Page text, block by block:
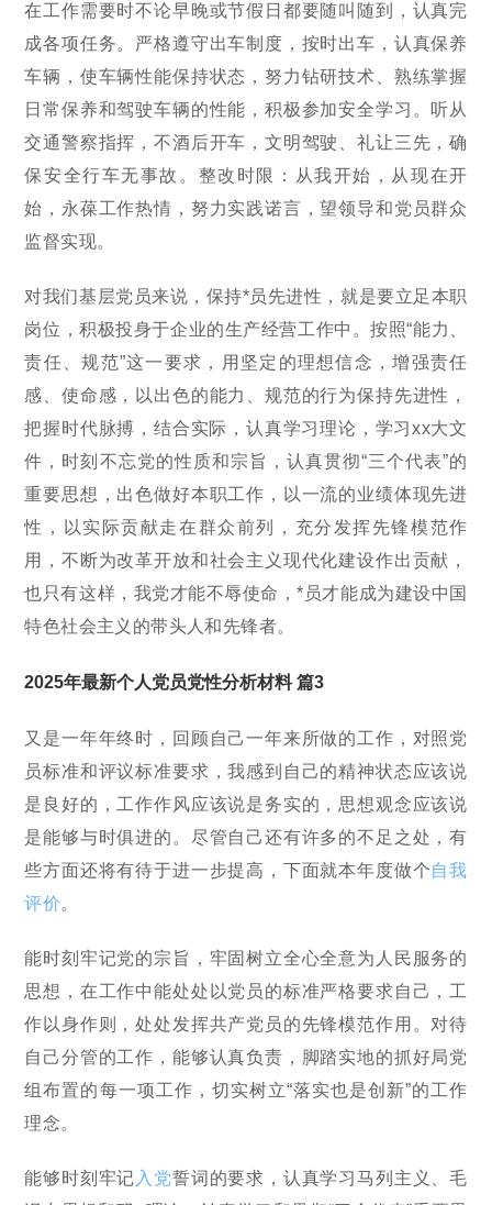
在工作需要时不论早晚或节假日都要随叫随到，认真完
成各项任务。严格遵守出车制度，按时出车，认真保养
车辆，使车辆性能保持状态，努力钻研技术、熟练掌握
日常保养和驾驶车辆的性能，积极参加安全学习。听从
交通警察指挥，不酒后开车，文明驾驶、礼让三先，确
保安全行车无事故。整改时限：从我开始，从现在开
始，永葆工作热情，努力实践诺言，望领导和党员群众
监督实现。
对我们基层党员来说，保持*员先进性，就是要立足本职
岗位，积极投身于企业的生产经营工作中。按照“能力、
责任、规范”这一要求，用坚定的理想信念，增强责任
感、使命感，以出色的能力、规范的行为保持先进性，
把握时代脉搏，结合实际，认真学习理论，学习xx大文
件，时刻不忘党的性质和宗旨，认真贯彻“三个代表”的
重要思想，出色做好本职工作，以一流的业绩体现先进
性，以实际贡献走在群众前列，充分发挥先锋模范作
用，不断为改革开放和社会主义现代化建设作出贡献，
也只有这样，我党才能不辱使命，*员才能成为建设中国
特色社会主义的带头人和先锋者。
2025年最新个人党员党性分析材料 篇3
又是一年年终时，回顾自己一年来所做的工作，对照党
员标准和评议标准要求，我感到自己的精神状态应该说
是良好的，工作作风应该说是务实的，思想观念应该说
是能够与时俱进的。尽管自己还有许多的不足之处，有
些方面还将有待于进一步提高，下面就本年度做个自我
评价。
能时刻牢记党的宗旨，牢固树立全心全意为人民服务的
思想，在工作中能处处以党员的标准严格要求自己，工
作以身作则，处处发挥共产党员的先锋模范作用。对待
自己分管的工作，能够认真负责，脚踏实地的抓好局党
组布置的每一项工作，切实树立“落实也是创新”的工作
理念。
能够时刻牢记 入党誓词的要求，认真学习马列主义、毛